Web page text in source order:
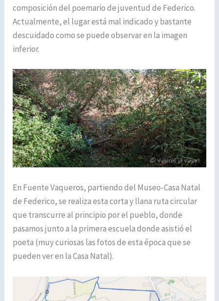
composición del poemario de juventud de Federico.
Actualmente, el lugar está mal indicado y bastante
descuidado como se puede observar en la imagen
inferior.
En Fuente Vaqueros, partiendo del Museo-Casa Natal
de Federico, se realiza esta corta y llana ruta circular
que transcurre al principio por el pueblo, donde
pasamos junto a la primera escuela donde asistió el
poeta (muy curiosas las fotos de esta época que se
pueden ver en la Casa Natal).